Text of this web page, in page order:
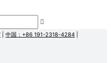
中国：+86 191-2318-4284